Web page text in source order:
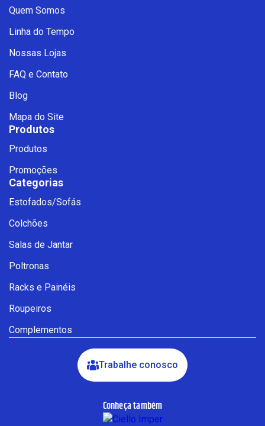
INICIAR CONVERSA
Quem Somos
Linha do Tempo
Nossas Lojas
FAQ e Contato
Blog
Mapa do Site
Produtos
Produtos
Promoções
Categorias
Estofados/Sofás
Colchões
Salas de Jantar
Poltronas
Racks e Painéis
Roupeiros
Complementos
Trabalhe conosco
Conheça também